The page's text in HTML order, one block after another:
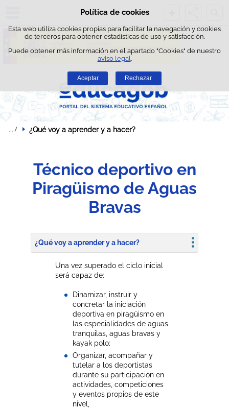
Política de cookies
Esta web utiliza cookies propias para facilitar la navegación y cookies
de terceros para obtener estadísticas de uso y satisfacción.
Puede obtener más información en el apartado "Cookies" de nuestro
aviso legal .
Aceptar Rechazar
Saltar al contenido
¿Qué voy a aprender y a hacer?
Técnico deportivo en
Piragüismo de Aguas
Bravas
¿Qué voy a aprender y a hacer?
Una vez superado el ciclo inicial
será capaz de:
Dinamizar, instruir y
concretar la iniciación
deportiva en piragüismo en
las especialidades de aguas
tranquilas, aguas bravas y
kayak polo;
Organizar, acompañar y
tutelar a los deportistas
durante su participación en
actividades, competiciones
y eventos propios de este
nivel,